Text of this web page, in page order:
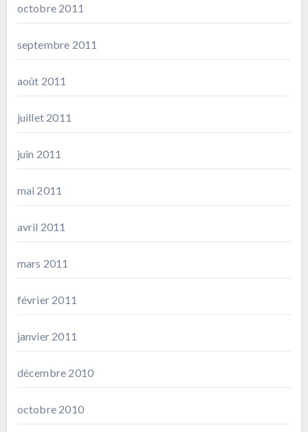
octobre 2011
septembre 2011
août 2011
juillet 2011
juin 2011
mai 2011
avril 2011
mars 2011
février 2011
janvier 2011
décembre 2010
octobre 2010